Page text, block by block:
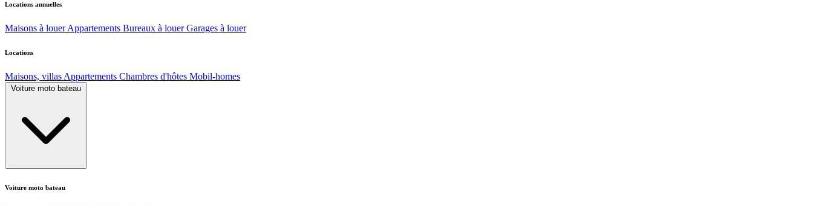
Locations annuelles
Maisons à louer Appartements Bureaux à louer Garages à louer
Locations
Maisons, villas Appartements Chambres d'hôtes Mobil-homes
Voiture moto bateau
Voiture moto bateau